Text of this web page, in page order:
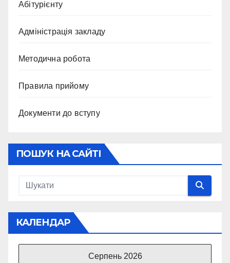
Абітурієнту
Адміністрація закладу
Методична робота
Правила прийому
Документи до вступу
ПОШУК НА САЙТІ
КАЛЕНДАР
Серпень 2026